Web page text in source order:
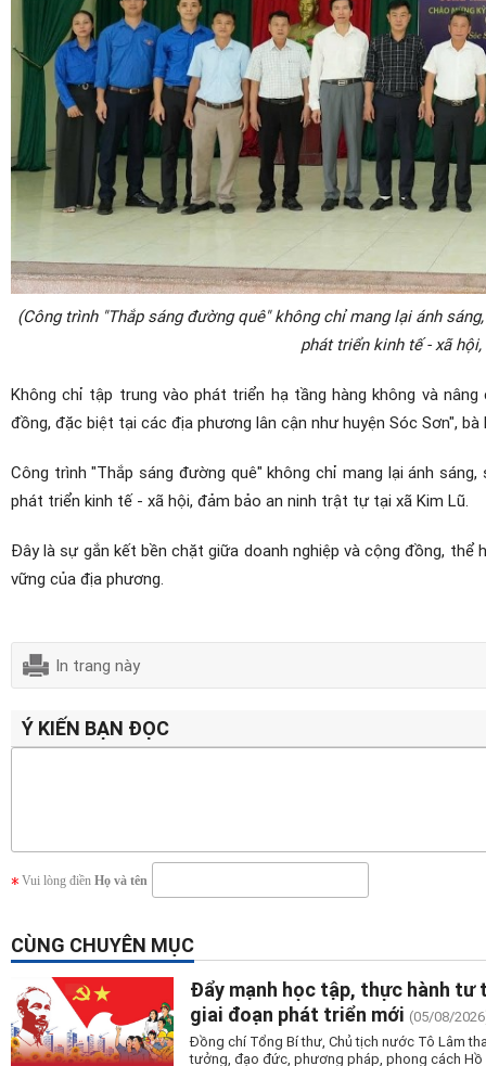
(Công trình "Thắp sáng đường quê" không chỉ mang lại ánh
phát triển kinh tế - xã
Không chỉ tập trung vào phát triển hạ tầng hàng không và
đồng, đặc biệt tại các địa phương lân cận như huyện Sóc Sơn", bà
Công trình "Thắp sáng đường quê" không chỉ mang lại ánh
phát triển kinh tế - xã hội, đảm bảo an ninh trật tự tại xã Kim Lũ.
Đây là sự gắn kết bền chặt giữa doanh nghiệp và cộng đồng,
vững của địa phương.
In trang này
Ý KIẾN BẠN ĐỌC
Vui lòng điền Họ và tên
CÙNG CHUYÊN MỤC
Đẩy mạnh học tập, thực hành tư
giai đoạn phát triển mới (05/08/
Đồng chí Tổng Bí thư, Chủ tịch nước Tô Lâm
tưởng, đạo đức, phương pháp, phong cách